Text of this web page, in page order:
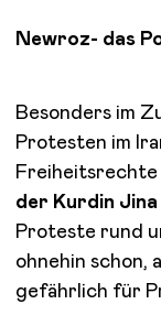
Newroz- das
Besonders im
Protesten im
Freiheitsrechte
der Kurdin Jina
Proteste rund
ohnehin schon,
gefährlich für